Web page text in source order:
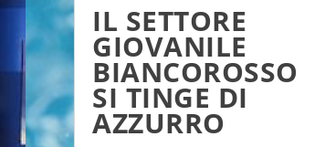
IL SETTORE
GIOVANILE
BIANCOROSSO
SI TINGE DI
AZZURRO